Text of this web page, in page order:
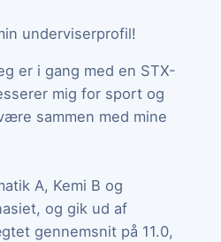
underviserprofil!
er i gang med en STX-
mig for sport og
sammen med mine
A, Kemi B og
og gik ud af
gennemsnit på 11.0,